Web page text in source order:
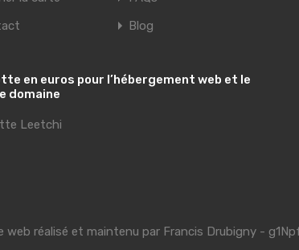
Blog
en euros pour l’hébergement web et le
domaine
Leetchi
web réalisé et maintenu par Francis Drubigny -